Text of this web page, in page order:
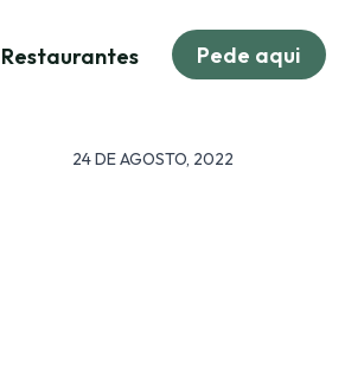
Restaurantes Pede aqui
24 DE AGOSTO, 2022